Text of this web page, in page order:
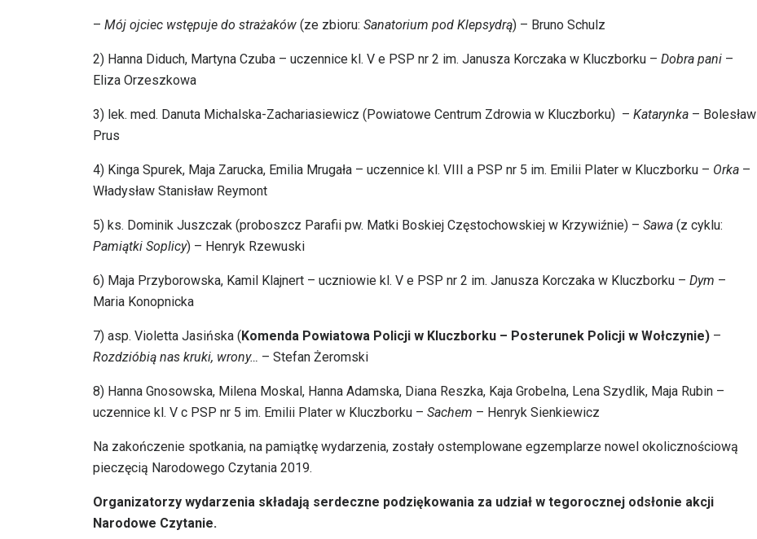
– Mój ojciec wstępuje do strażaków (ze zbioru: Sanatorium pod Klepsydrą) – Bruno Schulz
2) Hanna Diduch, Martyna Czuba – uczennice kl. V e PSP nr 2 im. Janusza Korczaka w Kluczborku – Dobra pani –
Eliza Orzeszkowa
3) lek. med. Danuta Michalska-Zachariasiewicz (Powiatowe Centrum Zdrowia w Kluczborku) – Katarynka – Bolesław
Prus
4) Kinga Spurek, Maja Zarucka, Emilia Mrugała – uczennice kl. VIII a PSP nr 5 im. Emilii Plater w Kluczborku – Orka –
Władysław Stanisław Reymont
5) ks. Dominik Juszczak (proboszcz Parafii pw. Matki Boskiej Częstochowskiej w Krzywiźnie) – Sawa (z cyklu:
Pamiątki Soplicy) – Henryk Rzewuski
6) Maja Przyborowska, Kamil Klajnert – uczniowie kl. V e PSP nr 2 im. Janusza Korczaka w Kluczborku – Dym –
Maria Konopnicka
7) asp. Violetta Jasińska ( Komenda Powiatowa Policji w Kluczborku – Posterunek Policji w Wołczynie) –
Rozdzióbią nas kruki, wrony… – Stefan Żeromski
8) Hanna Gnosowska, Milena Moskal, Hanna Adamska, Diana Reszka, Kaja Grobelna, Lena Szydlik, Maja Rubin –
uczennice kl. V c PSP nr 5 im. Emilii Plater w Kluczborku – Sachem – Henryk Sienkiewicz
Na zakończenie spotkania, na pamiątkę wydarzenia, zostały ostemplowane egzemplarze nowel okolicznościową
pieczęcią Narodowego Czytania 2019.
Organizatorzy wydarzenia składają serdeczne podziękowania za udział w tegorocznej odsłonie akcji
Narodowe Czytanie.